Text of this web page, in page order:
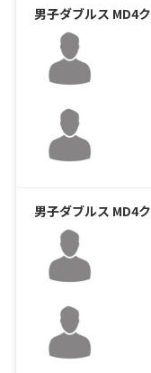
男子ダブルス MD4
男子ダブルス MD4